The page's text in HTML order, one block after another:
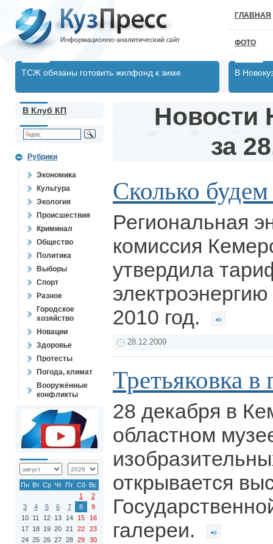
ГЛАВНАЯ
ФОТО
ТСЖ обязаны готовить жилфонд к зиме В
В Клуб КП
Рубрики
Экономика
Культура
Экология
Происшествия
Криминал
Общество
Политика
Выборы
Спорт
Разное
Городское
хозяйство
Новации
Здоровье
Протесты
Погода, климат
Вооружённые
конфликты
Пн Вт Ср Чт Пт Сб Вс
1
2
3
4 5 6 7 8
9
10 11 12 13 14 15
16
17 18 19 20 21 22
23
24 25 26 27 28 29
30
Новости
за
Сколько будем
Региональная
комиссия
утвердила
2010 год.
28.12.2009
Третьяковка в
28 декабря в
областном
открывается
галереи.